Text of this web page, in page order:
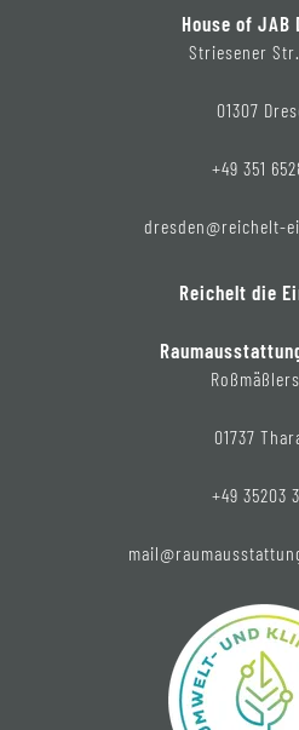
House of JAB
Striesener
01307
+49 351
dresden@reichelt-
Reichelt die
01737
+49 35203